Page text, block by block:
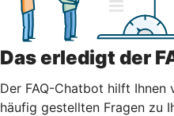
Das erledigt der
Der FAQ-Chatbot hilft Ihnen
häufig gestellten Fragen zu